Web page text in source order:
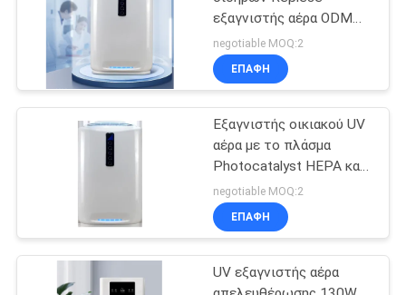
HEPA
Explosionproof
συλλέκτης σκόνης
19
εξαγνιστής αέρα ODM
UV χαμηλού θορύβου
negotiable MOQ:2
ΕΠΑΦΉ
Εξαγνιστής οικιακού UV
αέρα με το πλάσμα
Photocatalyst HEPA και
ενεργό φίλτρο άνθρακα
για το δωμάτιο 60
τετρ.μέτρων
negotiable MOQ:2
ΕΠΑΦΉ
UV εξαγνιστής αέρα